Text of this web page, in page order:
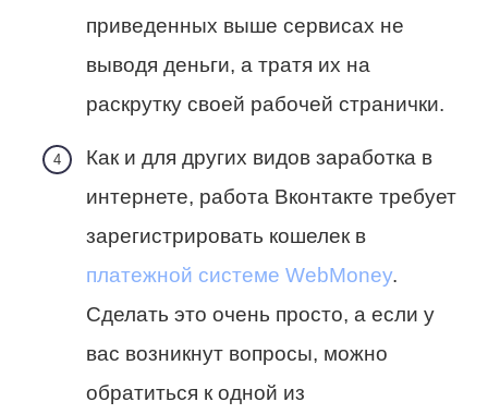
приведенных выше сервисах не
выводя деньги, а тратя их на
раскрутку своей рабочей странички.
Как и для других видов заработка в
интернете, работа Вконтакте требует
зарегистрировать кошелек в
платежной системе WebMoney.
Сделать это очень просто, а если у
вас возникнут вопросы, можно
обратиться к одной из